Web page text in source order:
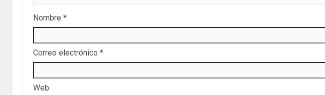
Nombre *
Correo electrónico *
Web